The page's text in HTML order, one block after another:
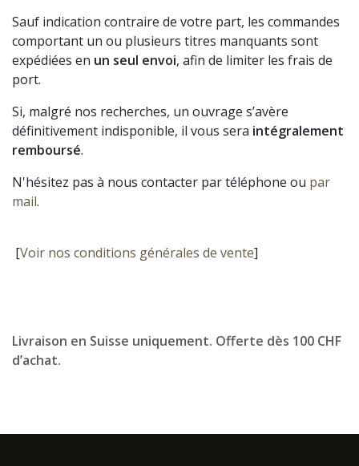
Sauf indication contraire de votre part, les commandes
comportant un ou plusieurs titres manquants sont
expédiées en un seul envoi, afin de limiter les frais de
port.
Si, malgré nos recherches, un ouvrage s’avère
définitivement indisponible, il vous sera intégralement
remboursé.
N'hésitez pas à nous contacter par téléphone ou par
mail.
[Voir nos conditions générales de vente]
Livraison en Suisse uniquement. Offerte dès 100 CHF
d’achat.